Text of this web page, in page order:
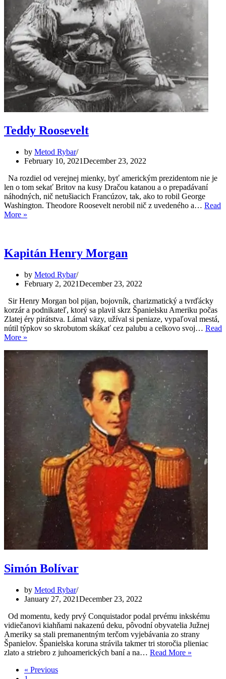
Teddy Roosevelt
by Metod Rybar
February 10, 2021December 23, 2022
Na rozdiel od verejnej mienky, byť americkým prezidentom nie je
len o tom sekať Britov na kusy Dračou katanou a o prepadávaní
náhodných, nič netušiacich Francúzov, tak, ako to robil George
Washington. Theodore Roosevelt nerobil nič z uvedeného a… Read
More »
Kapitán Henry Morgan
by Metod Rybar
February 2, 2021December 23, 2022
Sir Henry Morgan bol pijan, bojovník, charizmatický a tvrďácky
korzár a podnikateľ, ktorý sa plavil skrz Španielsku Ameriku počas
Zlatej éry pirátstva. Lámal väzy, užíval si peniaze, vypaľoval mestá,
nútil týpkov so skrobutom skákať cez palubu a celkovo svoj… Read
More »
Morgan
Simón Bolívar
by Metod Rybar
January 27, 2021December 23, 2022
Od momentu, kedy prvý Conquistador podal prvému inkskému
vidiečanovi kiahňami nakazenú deku, pôvodní obyvatelia Južnej
Ameriky sa stali premanentným terčom vyjebávania zo strany
Španielov. Španielska koruna strávila takmer tri storočia plieniac
zlato a striebro z juhoamerických baní a na… Read More »
« Previous